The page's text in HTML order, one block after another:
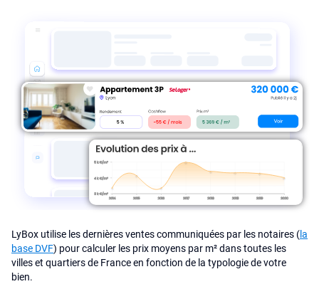
LyBox utilise les dernières ventes communiquées par les notaires (la
base DVF) pour calculer les prix moyens par m² dans toutes les
villes et quartiers de France en fonction de la typologie de votre
bien.